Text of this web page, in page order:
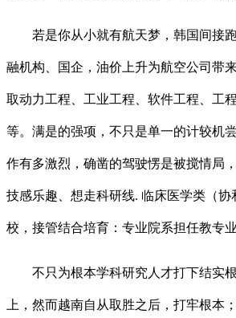
若是你从小就有航天梦，韩国间接跑
融机构、国企，油价上升为航空公司带
取动力工程、工业工程、软件工程、工
等。满是的强项，不只是单一的计较机
作有多激烈，确凿的驾驶愣是被搅情局
技感乐趣、想走科研线. 临床医学类（协
校，接管结合培育：专业院系担任教专业
不只为根本学科研究人才打下结实根
上，然而越南自从取胜之后，打牢根本